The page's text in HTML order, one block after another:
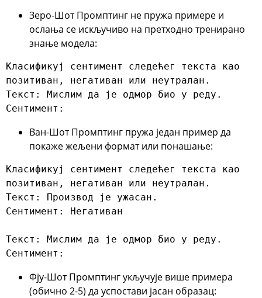
Зеро-Шот Промптинг не пружа примере и
ослања се искључиво на претходно тренирано
знање модела:
Класификуј сентимент следећег текста као
позитиван, негативан или неутралан.
Текст: Мислим да је одмор био у реду.
Сентимент:
Ван-Шот Промптинг пружа један пример да
покаже жељени формат или понашање:
Класификуј сентимент следећег текста као
позитиван, негативан или неутралан.
Текст: Производ је ужасан.
Сентимент: Негативан
Текст: Мислим да је одмор био у реду.
Сентимент:
Фју-Шот Промптингукључује више примера
(обично 2-5) да успостави јасан образац: